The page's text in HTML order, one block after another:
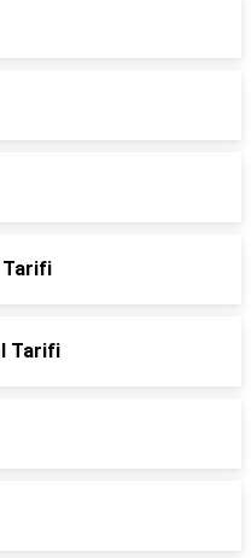
Tarifi
Tarifi